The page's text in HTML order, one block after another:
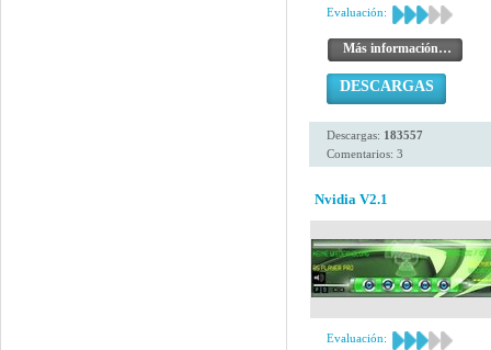
Evaluación:
Más información…
DESCARGAS
Descargas: 183557
Comentarios: 3
Nvidia V2.1
Evaluación: